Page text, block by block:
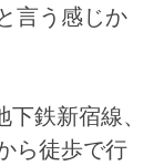
言う感じか
鉄新宿線、
ら徒歩で行